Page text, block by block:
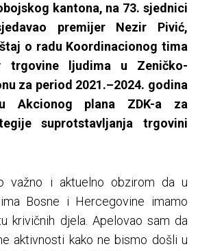
kantona, na 73. sjednici
premijer Nezir Pivić,
o radu Koordinacionog tima
trgovine ljudima u Zeničko-
za period 2021.–2024. godina
Akcionog plana ZDK-a za
suprotstavljanja trgovini
važno i aktuelno obzirom da u
Bosne i Hercegovine imamo
krivičnih djela. Apelovao sam da
aktivnosti kako ne bismo došli u